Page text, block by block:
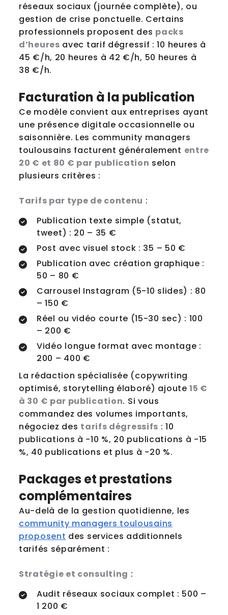
réseaux sociaux (journée complète), ou
gestion de crise ponctuelle. Certains
professionnels proposent des packs
d’heures avec tarif dégressif : 10 heures à
45 €/h, 20 heures à 42 €/h, 50 heures à
38 €/h.
Facturation à la publication
Ce modèle convient aux entreprises ayant
une présence digitale occasionnelle ou
saisonnière. Les community managers
toulousains facturent généralement entre
20 € et 80 € par publication selon
plusieurs critères :
Tarifs par type de contenu :
Publication texte simple (statut,
tweet) : 20 – 35 €
Post avec visuel stock : 35 – 50 €
Publication avec création graphique :
50 – 80 €
Carrousel Instagram (5-10 slides) : 80
– 150 €
Réel ou vidéo courte (15-30 sec) : 100
– 200 €
Vidéo longue format avec montage :
200 – 400 €
La rédaction spécialisée (copywriting
optimisé, storytelling élaboré) ajoute15 €
à 30 € par publication. Si vous
commandez des volumes importants,
négociez des tarifs dégressifs : 10
publications à -10 %, 20 publications à -15
%, 40 publications et plus à -20 %.
Packages et prestations
complémentaires
Au-delà de la gestion quotidienne, les
community managers toulousains
proposent des services additionnels
tarifés séparément :
Stratégie et consulting :
Audit réseaux sociaux complet : 500 –
1 200 €